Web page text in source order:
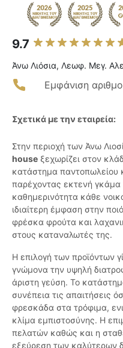
9.7
Άνω Λιόσια, Λεωφ. Μεγ.
Εμφάνιση
Σχετικά με την εταιρεία:
Στην περιοχή των Άνω
house ξεχωρίζει στον
κατάστημα παντοπωλείου
παρέχοντας εκτενή γκάμα
καθημερινότητα κάθε
ιδιαίτερη έμφαση στην
φρέσκα φρούτα και
στους καταναλωτές της.
Η επιλογή των προϊόντων
γνώμονα την υψηλή
άριστη γεύση. Το
συνέπεια τις απαιτήσεις
φρεσκάδα στα τρόφιμα,
κλίμα εμπιστοσύνης. Η
πελατών καθώς και η
εξεύρεση των καλύτερων